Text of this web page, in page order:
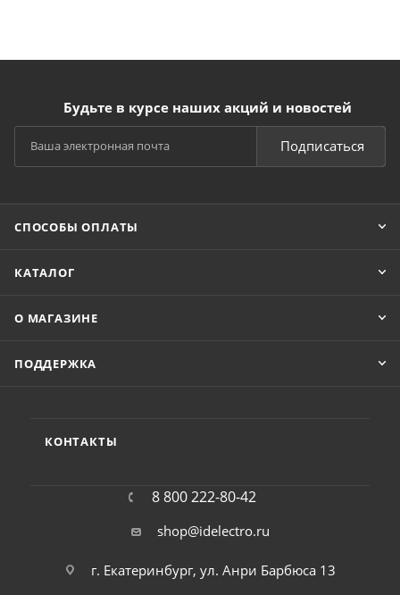
Будьте в курсе наших акций и новостей
Подписаться
СПОСОБЫ ОПЛАТЫ
КАТАЛОГ
О МАГАЗИНЕ
ПОДДЕРЖКА
КОНТАКТЫ
8 800 222-80-42
shop@idelectro.ru
г. Екатеринбург, ул. Анри Барбюса 13